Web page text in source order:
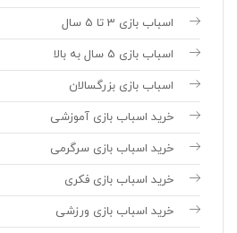
اسباب بازی 3 تا 5 سال
اسباب بازی 5 سال به بالا
اسباب بازی بزرگسالان
خرید اسباب بازی آموزشی
خرید اسباب بازی سرگرمی
خرید اسباب بازی فکری
خرید اسباب بازی ورزشی